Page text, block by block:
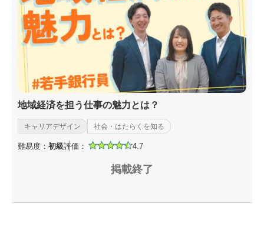
地域経済を担う仕事の魅力とは？
キャリアデザイン 社会・はたらくを知る
難易度： 初級評価： 4.7
掲載終了